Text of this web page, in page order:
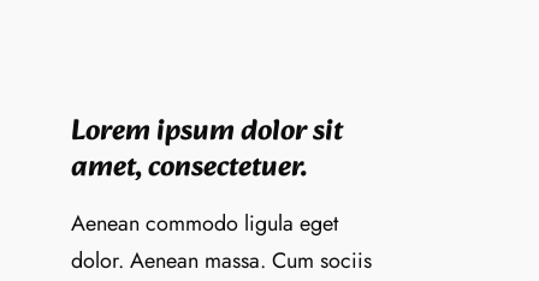
Lorem ipsum dolor sit
amet, consectetuer.
Aenean commodo ligula eget
dolor. Aenean massa. Cum sociis